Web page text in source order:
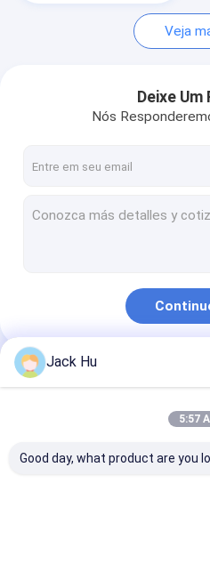
Ônibus do avental do
Escadas automotoras do
Aeroporto Ambulift
Caminhão de serviço de
Ônibus do passageiro do
Veja
Deixe Um
Nós
Nossas Categorias
Jack Hu
5:57
Good day, what product are you